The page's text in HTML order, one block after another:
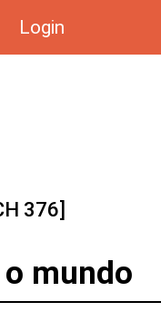
Login
376]
mundo